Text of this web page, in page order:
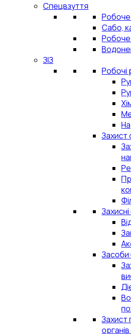
Спецвзуття
Робоче
Сабо,
Робоче
ЗІЗ
Робочі
Захист
Засоби
Захист